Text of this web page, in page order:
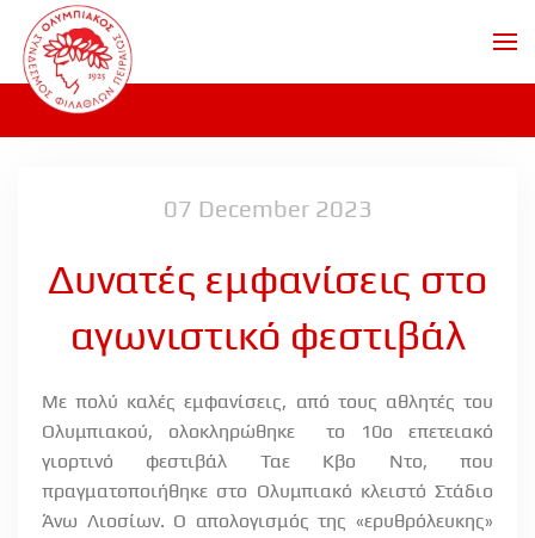
Skip to main content
07 December 2023
Δυνατές εμφανίσεις στο
αγωνιστικό φεστιβάλ
Με πολύ καλές εμφανίσεις, από τους αθλητές του
Ολυμπιακού, ολοκληρώθηκε το 10o επετειακό
γιορτινό φεστιβάλ Ταε Κβο Ντο, που
πραγματοποιήθηκε στο Ολυμπιακό κλειστό Στάδιο
Άνω Λιοσίων. Ο απολογισμός της «ερυθρόλευκης»